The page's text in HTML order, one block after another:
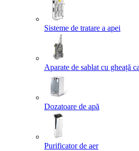
Sisteme de tratare a apei
Aparate de sablat cu gheață
Dozatoare de apă
Purificator de aer